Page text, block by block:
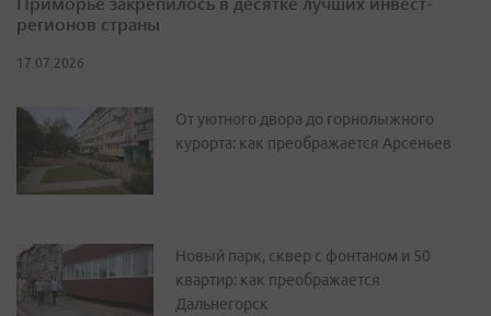
регионов страны
17.07.2026
От уютного двора до горнолыжного
курорта: как преображается Арсеньев
Новый парк, сквер с фонтаном и 50
квартир: как преображается
Дальнегорск